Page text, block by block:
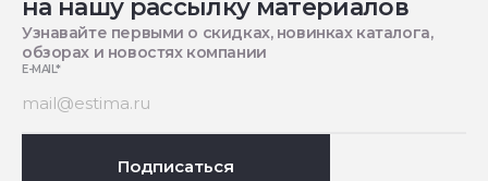
на нашу рассылку материалов
Узнавайте первыми о скидках, новинках каталога,
обзорах и новостях компании
E-MAIL*
Подписаться